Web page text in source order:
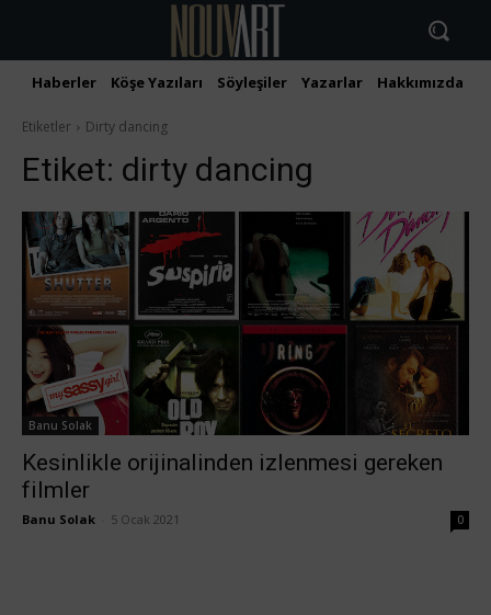
Haberler Köşe Yazıları Söyleşiler Yazarlar Hakkımızda
Etiketler Dirty dancing
Etiket: dirty dancing
Banu Solak
Kesinlikle orijinalinden izlenmesi gereken
filmler
Banu Solak 5 Ocak 2021 0